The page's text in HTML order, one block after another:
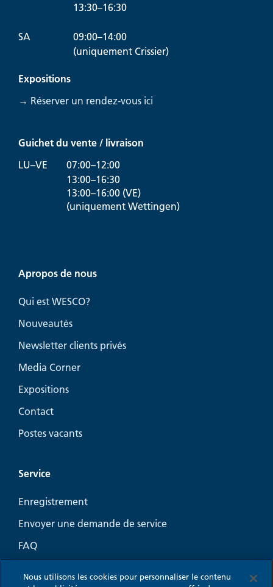
13:30–16:30
SA
09:00–14:00
(uniquement Crissier)
Expositions
→ Réserver un rendez-vous ici
Guichet du vente / livraison
LU–VE
07:00–12:00
13:00–16:30
13:00–16:00 (VE)
(uniquement Wettingen)
Apropos de nous
Qui est WESCO?
Nouveautés
Newsletter clients privés
Media Corner
Expositions
Contact
Postes vacants
Service
Enregistrement
Envoyer une demande de service
FAQ
Nous utilisons les cookies pour personnaliser le contenu